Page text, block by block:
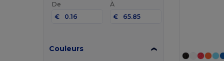
De
€
À
€
Couleurs